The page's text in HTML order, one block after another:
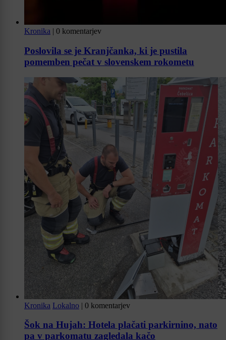
Kronika | 0 komentarjev
Poslovila se je Kranjčanka, ki je pustila
pomemben pečat v slovenskem rokometu
Kronika Lokalno | 0 komentarjev
Šok na Hujah: Hotela plačati parkirnino, nato
pa v parkomatu zagledala kačo